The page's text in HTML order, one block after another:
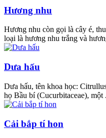
Hương nhu
Hương nhu còn gọi là cây é,
loại là hương nhu trắng và
Dưa hấu
Dưa hấu, tên khoa học:
họ Bầu bí (Cucurbitaceae), một
Cải bắp tí hon